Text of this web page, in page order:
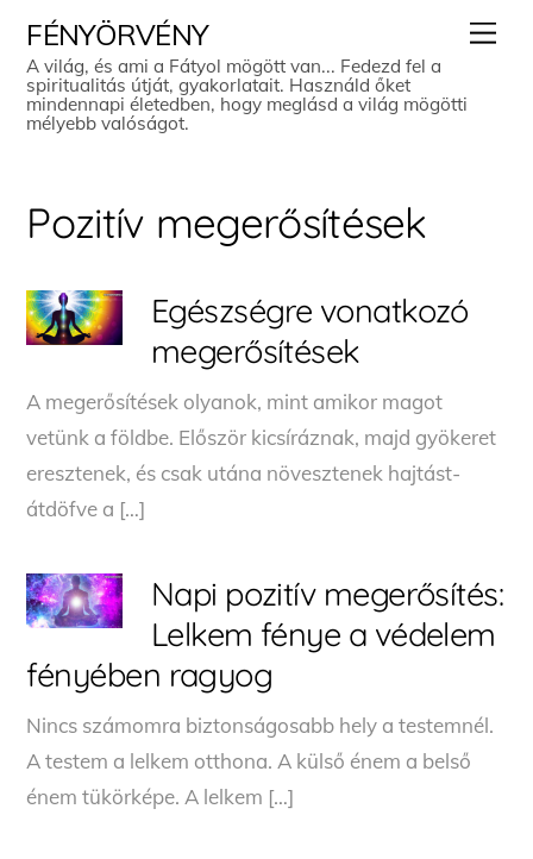
content
FÉNYÖRVÉNY
A világ, és ami a Fátyol mögött van... Fedezd fel a
spiritualitás útját, gyakorlatait. Használd őket
mindennapi életedben, hogy meglásd a világ mögötti
mélyebb valóságot.
Pozitív megerősítések
Egészségre vonatkozó
megerősítések
A megerősítések olyanok, mint amikor magot
vetünk a földbe. Először kicsíráznak, majd gyökeret
eresztenek, és csak utána növesztenek hajtást-
átdöfve a […]
Napi pozitív megerősítés:
Lelkem fénye a védelem
fényében ragyog
Nincs számomra biztonságosabb hely a testemnél.
A testem a lelkem otthona. A külső énem a belső
énem tükörképe. A lelkem […]